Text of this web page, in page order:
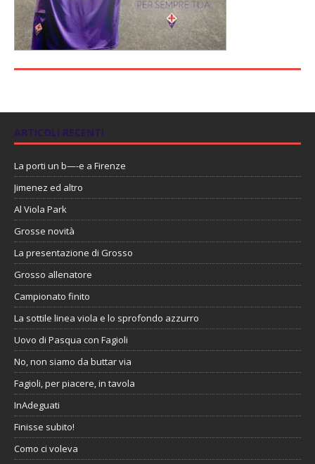
ARTICOLI RECENTI
La porti un b—-e a Firenze
Jimenez ed altro
Al Viola Park
Grosse novità
La presentazione di Grosso
Grosso allenatore
Campionato finito
La sottile linea viola e lo sprofondo azzurro
Uovo di Pasqua con Fagioli
No, non siamo da buttar via
Fagioli, per piacere, in tavola
InAdeguati
Finisse subito!
Como ci voleva